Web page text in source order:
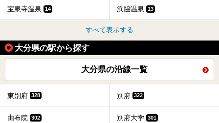
宝泉寺温泉 14 浜脇温泉 13
すべて表示する
大分県の駅から探す
大分県の沿線一覧
東別府 328 別府 322
由布院 302 別府大学 301